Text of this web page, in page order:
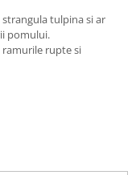
tulpina si ar
pomului.
ramurile rupte si